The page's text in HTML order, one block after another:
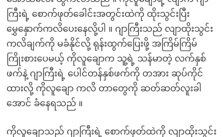
ကြီးရဲ့ စောက်ဖုတ်ခေါင်းအတွင်းထဲကို ထိုးသွင်းပြီး
မွှေနှောက်ကလိပေးနေလို့ပါ ။ ဂျာကြီးသည် လျာထိုးသွင်း
ကလိချက်ကို မခံနိုင်လို့ ရုန်းထွက်ပြေးဖို့ အကြိမ်ကြိမ်
ကြိုးစားပေမယ့် ကိုလူချောက သူ့ရဲ့ သန်မာတဲ့ လက်နှစ်
ဖက်နဲ့ ဂျာကြီးရဲ့ ပေါင်တန်နှစ်ဖက်ကို တအား ဆုပ်ကိုင်
ထားလို့ ကိုလူချော ကလိ တာတွေကို ဆတ်ဆတ်လူးခါ
အောင် ခံနေရသည် ။
ကိုလူချောသည် ဂျာကြီးရဲ့ စောက်ဖုတ်ထဲကို လျာထိုးသွင်း